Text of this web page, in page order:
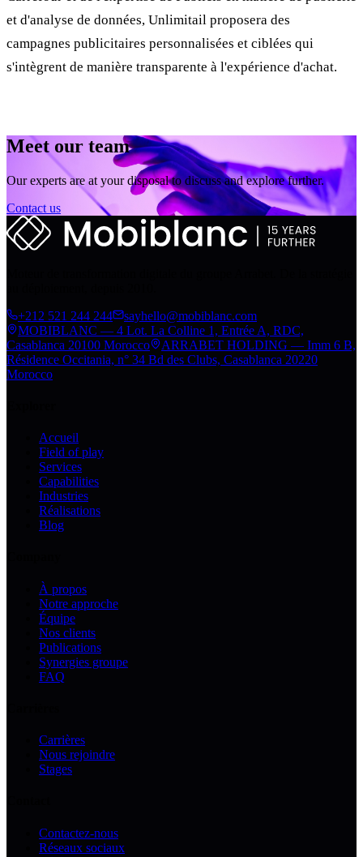
et d'analyse de données, Unlimitail proposera des
campagnes publicitaires personnalisées et ciblées qui
s'intègrent de manière transparente à l'expérience d'achat.
Meet our team
Our experts are at your disposal to discuss and explore further.
Contact us
+212 521 244 244
sayhello@mobiblanc.com
MOBIBLANC — 4 Lot. La Colline 1, Entrée A, RDC,
Casablanca 20100 Morocco
ARRABET HOLDING — Imm 6 B,
Résidence Occitania, n° 34 Bd des Clubs, Casablanca 20220
Morocco
Accueil
Field of play
Services
Capabilities
Industries
Réalisations
Blog
À propos
Notre approche
Équipe
Nos clients
Publications
Synergies groupe
FAQ
Carrières
Nous rejoindre
Stages
Contactez-nous
Réseaux sociaux